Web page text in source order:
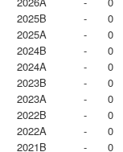
2025B
-
0
2025A
-
0
2024B
-
0
2024A
-
0
2023B
-
0
2023Α
-
0
2022B
-
0
2022A
-
0
2021B
- 0